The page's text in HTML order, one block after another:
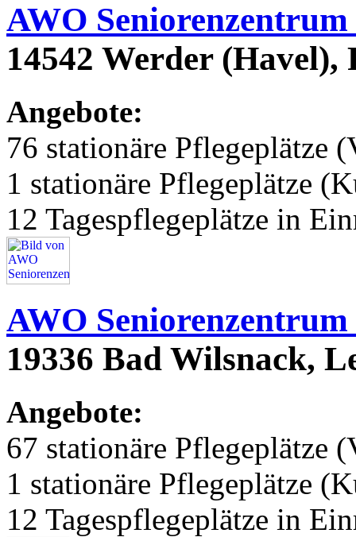
AWO
14542 Werder (Havel),
Angebote:
76 stationäre Pflegeplätze
1 stationäre Pflegeplätze
12 Tagespflegeplätze in
AWO
19336 Bad Wilsnack,
Angebote:
67 stationäre Pflegeplätze
1 stationäre Pflegeplätze
12 Tagespflegeplätze in